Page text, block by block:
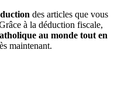
des articles que vous
à la déduction fiscale,
au monde tout en
maintenant.